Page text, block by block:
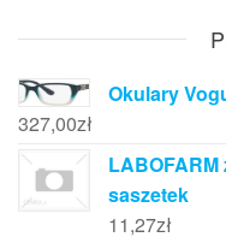
Okulary
327,00zł
saszetek
11,27zł